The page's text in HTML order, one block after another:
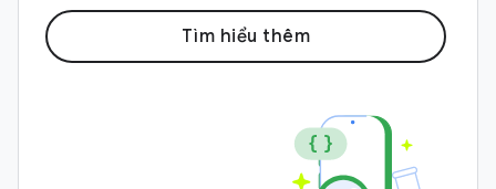
Tìm hiểu thêm